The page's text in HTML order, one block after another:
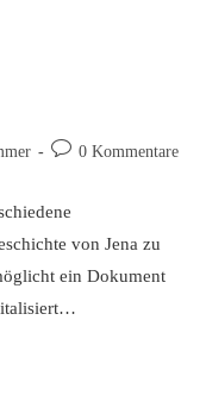
Beitrags-0 Kommentare
von Jena zu
ein Dokument